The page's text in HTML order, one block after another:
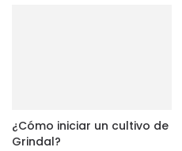
¿Cómo iniciar un cultivo de
Grindal?